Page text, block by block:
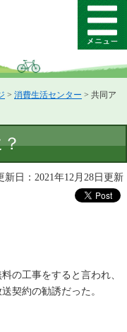
メ
ニ
ー
> 消費生活センター > 共同ア
新日：2021年12月28日更新
の工事をすると言われ、
契約の勧誘だった。